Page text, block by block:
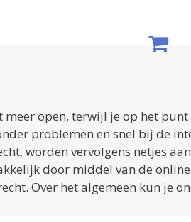
open, terwijl je op het
problemen en snel bij de
worden vervolgens netjes
door middel van de
Over het algemeen kun je